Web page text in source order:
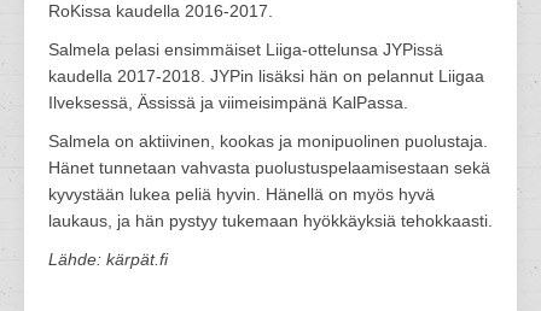
RoKissa kaudella 2016-2017.
Salmela pelasi ensimmäiset Liiga-ottelunsa JYPissä
kaudella 2017-2018. JYPin lisäksi hän on pelannut Liigaa
Ilveksessä, Ässissä ja viimeisimpänä KalPassa.
Salmela on aktiivinen, kookas ja monipuolinen puolustaja.
Hänet tunnetaan vahvasta puolustuspelaamisestaan sekä
kyvystään lukea peliä hyvin. Hänellä on myös hyvä
laukaus, ja hän pystyy tukemaan hyökkäyksiä tehokkaasti.
Lähde: kärpät.fi